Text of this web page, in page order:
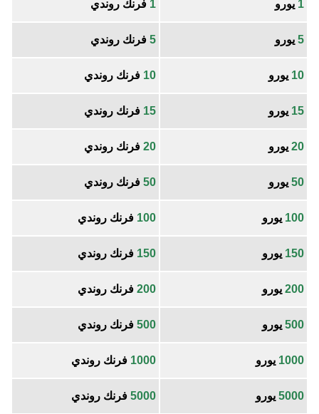
1 يورو 1 فرنك روندي
5 يورو 5 فرنك روندي
10 يورو 10 فرنك روندي
15 يورو 15 فرنك روندي
20 يورو 20 فرنك روندي
50 يورو 50 فرنك روندي
100 يورو 100 فرنك روندي
150 يورو 150 فرنك روندي
200 يورو 200 فرنك روندي
500 يورو 500 فرنك روندي
1000 يورو 1000 فرنك روندي
5000 يورو 5000 فرنك روندي